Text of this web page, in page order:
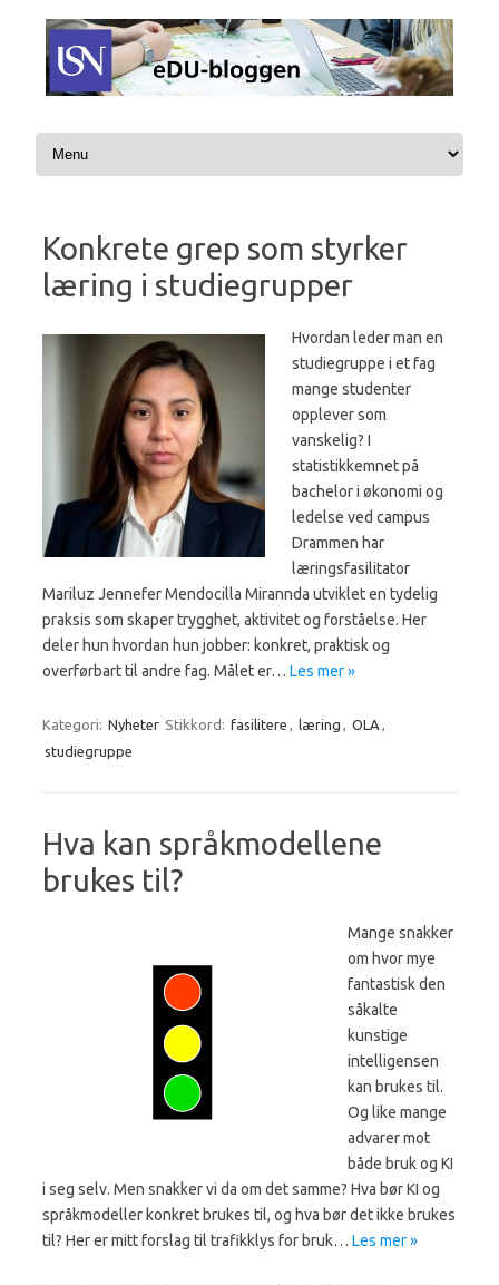
Hopp til innhold
Konkrete grep som styrker
læring i studiegrupper
Hvordan leder man en
studiegruppe i et fag
mange studenter
opplever som
vanskelig? I
statistikkemnet på
bachelor i økonomi og
ledelse ved campus
Drammen har
læringsfasilitator
Mariluz Jennefer Mendocilla Mirannda utviklet en tydelig
praksis som skaper trygghet, aktivitet og forståelse. Her
deler hun hvordan hun jobber: konkret, praktisk og
overførbart til andre fag. Målet er… Les mer »
Kategori: Nyheter Stikkord: fasilitere , læring , OLA ,
studiegruppe
Hva kan språkmodellene
brukes til?
Mange snakker
om hvor mye
fantastisk den
såkalte
kunstige
intelligensen
kan brukes til.
Og like mange
advarer mot
både bruk og KI
i seg selv. Men snakker vi da om det samme? Hva bør KI og
språkmodeller konkret brukes til, og hva bør det ikke brukes
til? Her er mitt forslag til trafikklys for bruk… Les mer »